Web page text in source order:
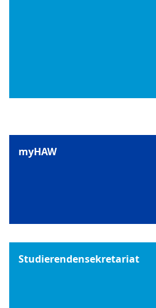
myHAW
Studierendensekretariat